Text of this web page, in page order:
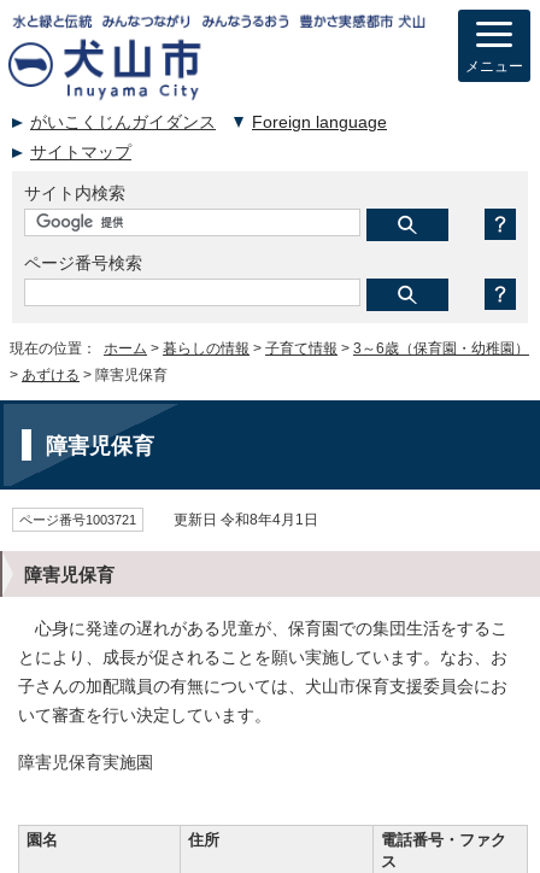
がいこくじんガイダンス
Foreign language
サイトマップ
サイト内検索
ページ番号検索
メニュー
現在の位置： ホーム > 暮らしの情報 > 子育て情報 > 3～6歳（保育園・幼稚園）
> あずける > 障害児保育
障害児保育
ページ番号1003721 更新日 令和8年4月1日
障害児保育
心身に発達の遅れがある児童が、保育園での集団生活をするこ
とにより、成長が促されることを願い実施しています。なお、お
子さんの加配職員の有無については、犬山市保育支援委員会にお
いて審査を行い決定しています。
障害児保育実施園
園名 住所
電話番号・ファク
ス